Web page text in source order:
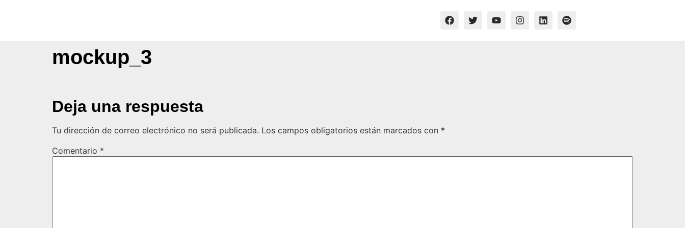
mockup_3
Deja una respuesta
Tu dirección de correo electrónico no será publicada. Los campos obligatorios están marcados con *
Comentario *